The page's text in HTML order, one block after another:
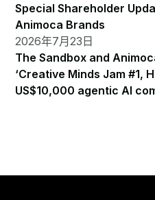
Special Shareholder
Animoca Brands
2026年7月23日
The Sandbox and
‘Creative Minds Jam #1,
US$10,000 agentic AI